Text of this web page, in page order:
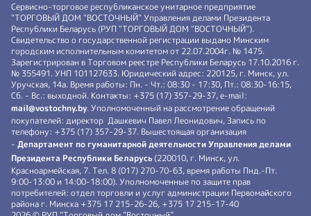
Сервисно-торговое республиканское унитарное предприятие
"ТОРГОВЫЙ ДОМ "ВОСТОЧНЫЙ" Управления делами Президента
Республики Беларусь (РУП "ТОРГОВЫЙ ДОМ "ВОСТОЧНЫЙ").
Свидетельство о государственной регистрации выдано Минским
городским исполнительным комитетом от 22.07.2004г. № 1475.
Зарегистрирован в Торговом реестре Республики Беларусь 17.10.2016 г.
№ 355491. УНП 101127633. Юридический адрес: 220125, г. Минск, ул.
Уручская, 14а. Время работы: Пн. - Чт.: 08:30 - 17:30, Пт.: 08:30-16:15,
Сб. - Вс.: выходной. Контакты: +375 (17) 357-29-37, e-mail:
mail@vostochny.by. Уполномоченный на рассмотрение обращений
покупателей: директор Дашкевич Павел Леонидович, Запись по
телефону: +375 (17) 357-29-37. Вышестоящая организация
- Департамент по гуманитарной деятельности Управления делами
Президента Республики Беларусь (220010, г. Минск, ул.
Красноармейская, 7. Тел. 8 (017) 270-70-63, время работы Пнд.-Пт.
9:00-13:00 и 14:00-18:00). Уполномоченные по защите прав
потребителей: отдел торговли и услуг администрации Первомайского
района г. Минска +375 17 215-26-26, +375 17 215-17-40